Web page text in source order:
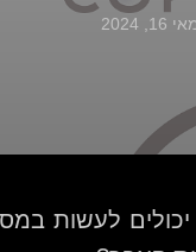
לעשות